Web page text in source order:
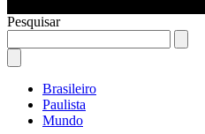
Pesquisar
Brasileiro
Paulista
Mundo